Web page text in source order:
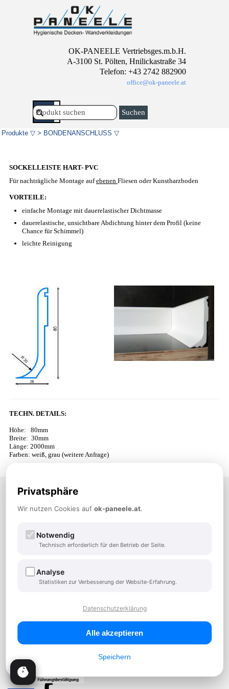
Direkt zum Seiteninhalt
OK-PANEELE Vertriebsges.m.b.H.
A-3100 St. Pölten, Hnilickastraße 34
Telefon: +43 2742 882900
office@ok-paneele.at
Suchen
Menü überspringen
Produkte ▽ > BONDENANSCHLUSS ▽
SOCKELLEISTE HART- PVC
Für nachträgliche Montage aufebenen Fliesen oder Kunstharzboden
VORTEILE:
einfache Montage mit dauerelastischer Dichtmasse
dauerelastische, unsichtbare Abdichtung hinter dem Profil (keine
Chance für Schimmel)
leichte Reinigung
TECHN. DETAILS:
Höhe: 80mm
Breite: 30mm
Länge: 2000mm
Farben: weiß, grau (weitere Anfrage)
Zum Anfrageformular
A-3100 St. Pölten, Hnilickastraße 34
TEL:
+43 2742 882900
Der Profi wenn es um Paneele geht
Öffnungszeiten - Büro
Fr: 08:00 – 12:00 Uhr
Privatsphäre
Wir nutzen Cookies aufok-paneele.at.
Notwendig
Technisch erforderlich für den Betrieb der Seite.
Analyse
Statistiken zur Verbesserung der Website-Erfahrung.
Datenschutzerklärung
Alle akzeptieren
Speichern